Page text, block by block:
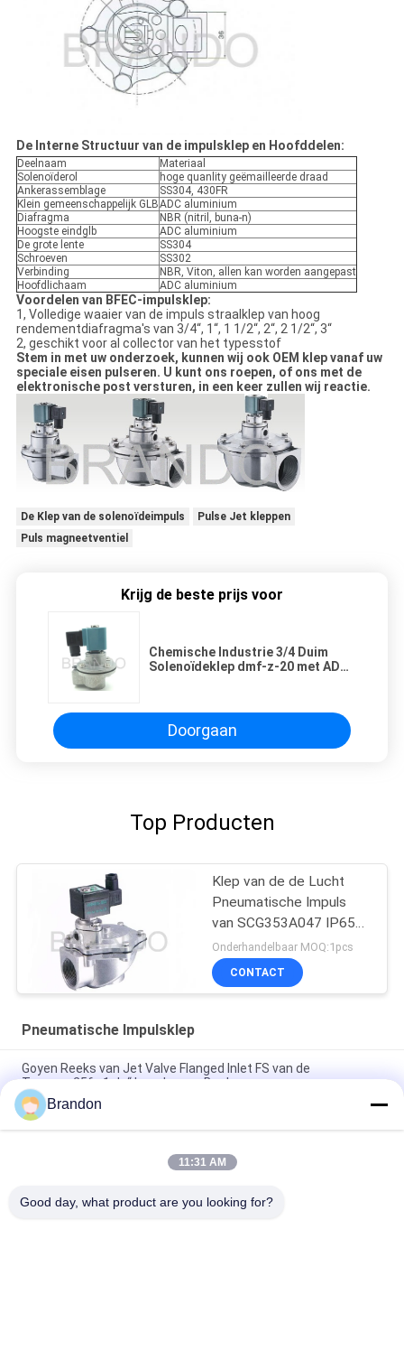
De Interne Structuur van de impulsklep en Hoofddelen:
Deelnaam
Materiaal
Solenoïderol
hoge quanlity geëmailleerde draad
Ankerassemblage
SS304, 430FR
Klein gemeenschappelijk GLBADC aluminium
Diafragma
NBR (nitril, buna-n)
Hoogste eindglb
ADC aluminium
De grote lente
SS304
Schroeven
SS302
Verbinding
NBR, Viton, allen kan worden aangepast
Hoofdlichaam
ADC aluminium
Voordelen van BFEC-impulsklep:
1, Volledige waaier van de impuls straalklep van hoog
rendementdiafragma's van 3/4“, 1“, 1 1/2“, 2“, 2 1/2“, 3“
2, geschikt voor al collector van het typesstof
Stem in met uw onderzoek, kunnen wij ook OEM klep vanaf uw
speciale eisen pulseren. U kunt ons roepen, of ons met de
elektronische post versturen, in een keer zullen wij reactie.
De Klep van de solenoïdeimpuls
Pulse Jet kleppen
Puls magneetventiel
Krijg de beste prijs voor
Chemische Industrie 3/4 Duim
Solenoïdeklep dmf-z-20 met ADC
Doorgaan
Top Producten
Klep van de de Lucht
Pneumatische Impuls
van SCG353A047 IP65
de Schone met het
Aluminiumlichaam van het
Matrijzenafgietsel
Onderhandelbaar MOQ:1pcs
CONTACT
Pneumatische Impulsklep
Goyen Reeks van Jet Valve Flanged Inlet FS van de
Typecac25fs 1 de“ Impuls voor Baghouse
Goyentype CA45DD de Reeks van 1 1/2“ Impulsjet valve
dresser nut DD
CA45T 1 1/2“ Goyen-Type Impuls Jet Valve Threaded Right
Brandon
11:31 AM
Good day, what product are you looking for?